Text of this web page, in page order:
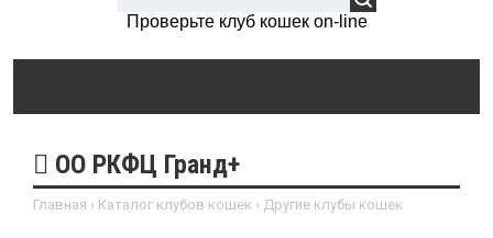
Проверьте клуб кошек on-line
ОО РКФЦ Гранд+
Главная › Каталог клубов кошек › Другие клубы кошек